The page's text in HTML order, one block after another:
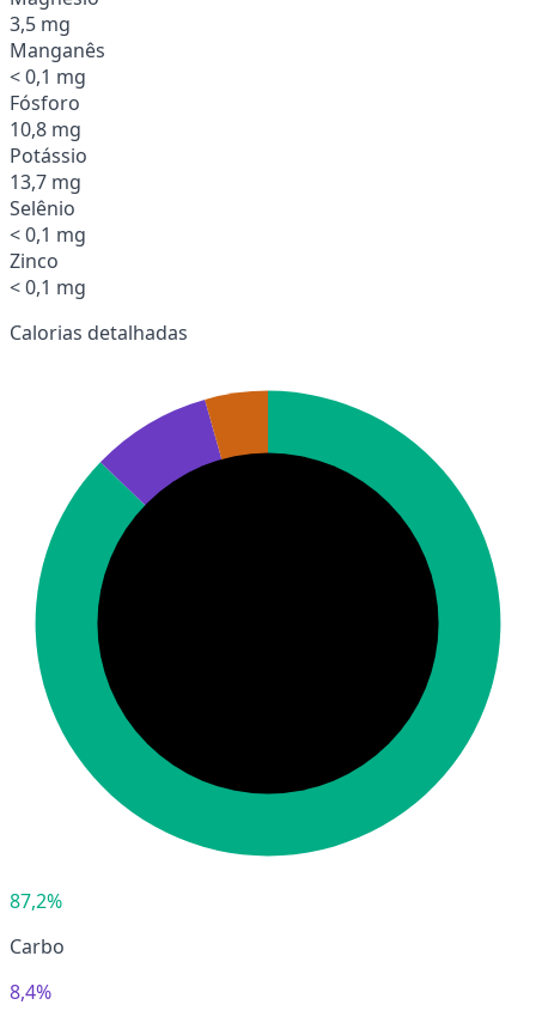
3,5 mg
Manganês
< 0,1 mg
Fósforo
10,8 mg
Potássio
13,7 mg
Selênio
< 0,1 mg
Zinco
< 0,1 mg
Calorias detalhadas
87,2%
Carbo
8,4%